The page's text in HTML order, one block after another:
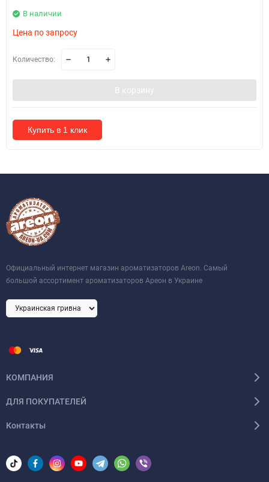
В наличии
Цена по запросу
Количество:
В корзину
Купить в 1 клик
Официальный интернет магазин ароматизаторов Areon. Самый
большой ассортимент ароматизаторов Ареон в Украине
КОМПАНИЯ
ДЛЯ ПОКУПАТЕЛЕЙ
Контакты